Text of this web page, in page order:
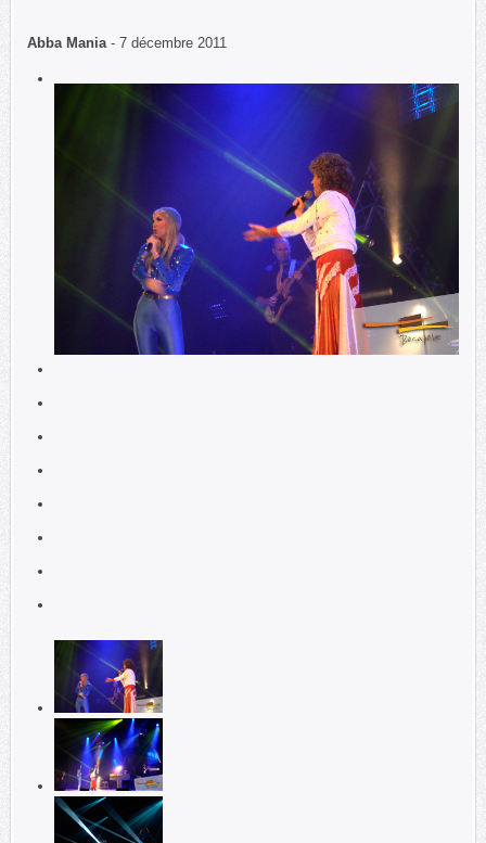
Abba Mania - 7 décembre 2011